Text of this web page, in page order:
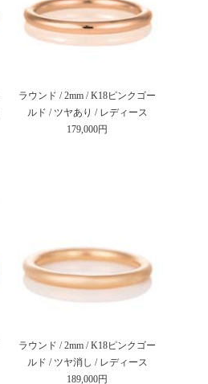
ラウンド / 2mm / K18ピンクゴー
ルド / ツヤあり / レディース
179,000円
ラウンド / 2mm / K18ピンクゴー
ルド / ツヤ消し / レディース
189,000円